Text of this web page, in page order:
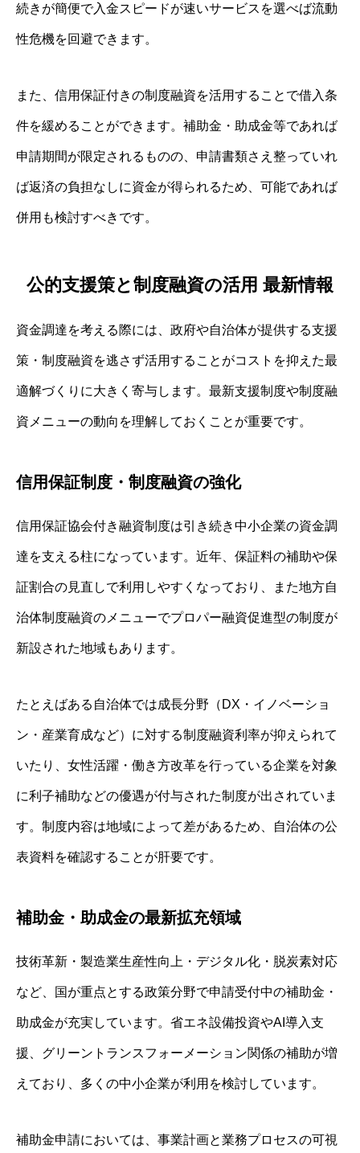
続きが簡便で入金スピードが速いサービスを選べば流動
性危機を回避できます。
また、信用保証付きの制度融資を活用することで借入条
件を緩めることができます。補助金・助成金等であれば
申請期間が限定されるものの、申請書類さえ整っていれ
ば返済の負担なしに資金が得られるため、可能であれば
併用も検討すべきです。
公的支援策と制度融資の活用 最新情報
資金調達を考える際には、政府や自治体が提供する支援
策・制度融資を逃さず活用することがコストを抑えた最
適解づくりに大きく寄与します。最新支援制度や制度融
資メニューの動向を理解しておくことが重要です。
信用保証制度・制度融資の強化
信用保証協会付き融資制度は引き続き中小企業の資金調
達を支える柱になっています。近年、保証料の補助や保
証割合の見直しで利用しやすくなっており、また地方自
治体制度融資のメニューでプロパー融資促進型の制度が
新設された地域もあります。
たとえばある自治体では成長分野（DX・イノベーショ
ン・産業育成など）に対する制度融資利率が抑えられて
いたり、女性活躍・働き方改革を行っている企業を対象
に利子補助などの優遇が付与された制度が出されていま
す。制度内容は地域によって差があるため、自治体の公
表資料を確認することが肝要です。
補助金・助成金の最新拡充領域
技術革新・製造業生産性向上・デジタル化・脱炭素対応
など、国が重点とする政策分野で申請受付中の補助金・
助成金が充実しています。省エネ設備投資やAI導入支
援、グリーントランスフォーメーション関係の補助が増
えており、多くの中小企業が利用を検討しています。
補助金申請においては、事業計画と業務プロセスの可視